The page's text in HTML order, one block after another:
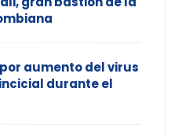
aumento del virus
durante el